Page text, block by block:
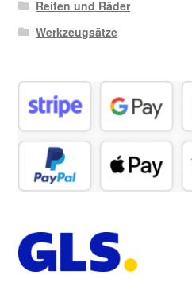
Reifen und Räder
Werkzeugsätze